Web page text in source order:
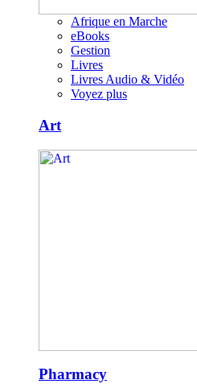
Afrique en Marche
eBooks
Gestion
Livres
Livres Audio & Vidéo
Voyez plus
Art
Pharmacy